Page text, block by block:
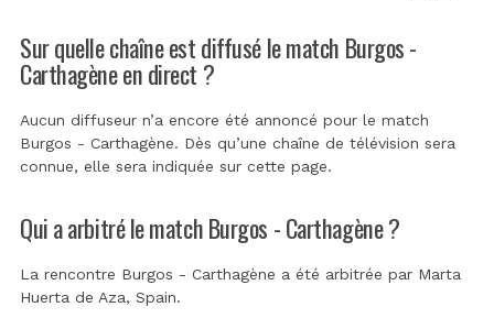
Sur quelle chaîne est diffusé le match Burgos -
Carthagène en direct ?
Aucun diffuseur n’a encore été annoncé pour le match
Burgos - Carthagène. Dès qu’une chaîne de télévision sera
connue, elle sera indiquée sur cette page.
Qui a arbitré le match Burgos - Carthagène ?
La rencontre Burgos - Carthagène a été arbitrée par Marta
Huerta de Aza, Spain.